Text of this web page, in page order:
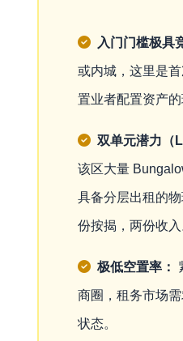
入门门槛极具
或内城，这里是
置业者配置资产的
双单元潜力（
该区大量
具备分层出租的
份按揭，两份收入
极低空置率：
商圈，租务市场
状态。